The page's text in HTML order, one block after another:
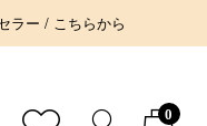
ラー / こちらから
0